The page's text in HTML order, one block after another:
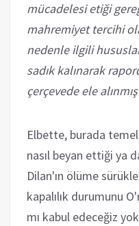
mücadelesi etiği
mahremiyet tercihi
nedenle ilgili
sadık kalınarak
çerçevede ele
Elbette, burada
nasıl beyan ettiği ya
Dilan'ın ölüme
kapalılık durumunu
mı kabul edeceğiz